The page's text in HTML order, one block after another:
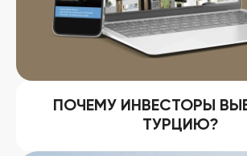
ПОЧЕМУ ИНВЕСТОРЫ
ТУРЦИЮ?